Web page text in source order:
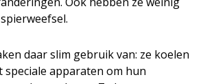
daar slim gebruik van: ze koelen
speciale apparaten om hun